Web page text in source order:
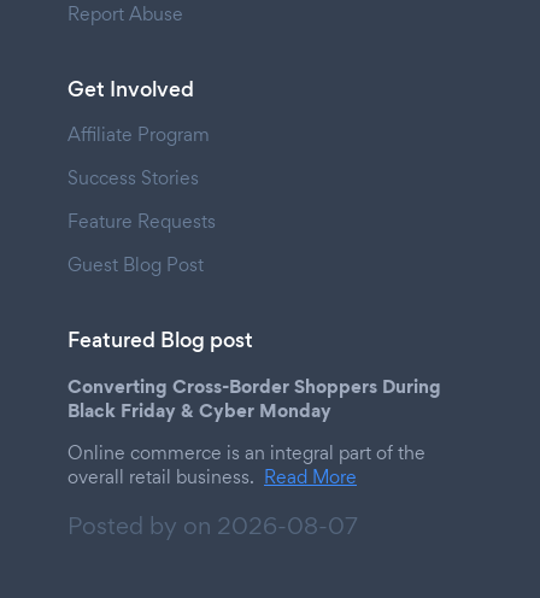
Report Abuse
Get Involved
Affiliate Program
Success Stories
Feature Requests
Guest Blog Post
Featured Blog post
Converting Cross-Border Shoppers During
Black Friday & Cyber Monday
Online commerce is an integral part of the
overall retail business. Read More
Posted by on 2026-08-07